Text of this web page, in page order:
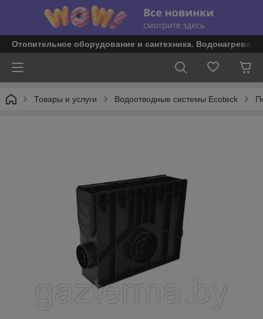
Отопительное оборудование и сантехника.
Товары и услуги Водоотводные системы Ecoteck